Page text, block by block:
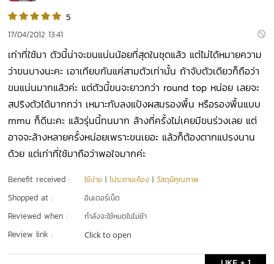
5
17/04/2012 13:41
เท่าที่ใช้มา ตัวนี้น่าจะขนแน่นน้อยที่สุดในชุดแล้ว แต่ไม่ได้หมายความ
ว่าขนบางนะคะ เอาเทียบกันแค่สามตัวเท่านั้น ถ้าจับตัวเดียวก็ถือว่า
ขนแน่นมากแล้วค่ะ แต่ตัวนี้ขนจะยาวกว่า round top หน่อย เลยจะ
สปริงตัวได้มากกว่า เหมาะกับลงแป้งผสมรองพื้น หรือรองพื้นแบบ
mmu ก็ดีนะคะ แล้วรุ่นนี้ทนมาก ล้างกี่ครั้งไม่เคยมีขนร่วงเลย แต่
อาจจะล้างหลายครั้งหน่อยเพราะขนเยอะ แล้วก็ต้องตากแปรงนาน
ด้วย แต่เท่าที่ใช้มาถือว่าพอใจมากค่ะ
Benefit received : ใช้ง่าย |ไม่ระคายเคือง |วัสดุมีคุณภาพ
Shopped at : อินเตอร์เน็ต
Reviewed when : กำลังจะใช้หมดในไม่ช้า
Review link : Click to open